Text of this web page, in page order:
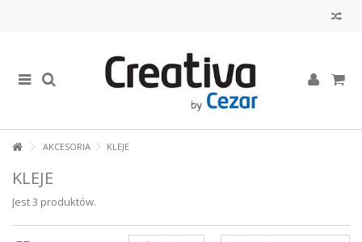
AKCESORIA KLEJE
KLEJE
Jest 3 produktów.